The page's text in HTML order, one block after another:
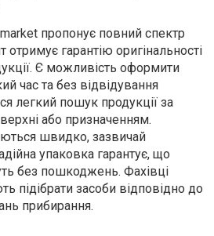
пропонує повний спектр
отримує гарантію оригінальності
Є можливість оформити
час та без відвідування
легкий пошук продукції за
або призначенням.
швидко, зазвичай
упаковка гарантує, що
без пошкоджень. Фахівці
підібрати засоби відповідно до
прибирання.